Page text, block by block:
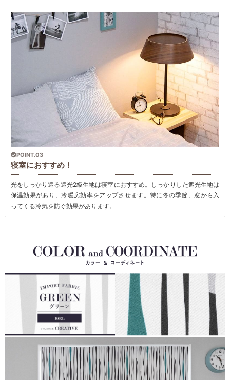
POINT.03
寝室におすすめ！
光をしっかり遮る遮光2級生地は寝室におすすめ。しっかりした遮光生地は
保温効果があり、冷暖房効率をアップさせます。特に冬の季節、窓から入
ってくる冷気を防ぐ効果があります。